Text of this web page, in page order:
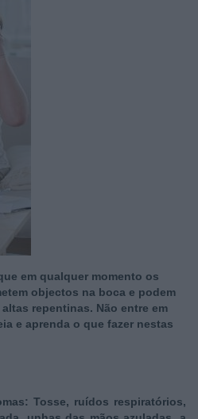
em qualquer momento os
objectos na boca e podem
repentinas. Não entre em
e aprenda o que fazer nestas
Tosse, ruídos respiratórios,